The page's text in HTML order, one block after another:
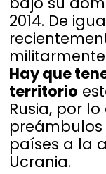
2014. De
militarmente
Hay que
territorio
Rusia, por
países a la
Ucrania.